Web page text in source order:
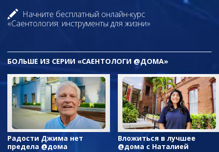
Начните бесплатный онлайн-курс
«Саентология: инструменты для жизни»
БОЛЬШЕ ИЗ СЕРИИ «САЕНТОЛОГИ @ДОМА»
Радости Джима нет
предела @дома
Вложиться в лучшее
@дома с Наталией